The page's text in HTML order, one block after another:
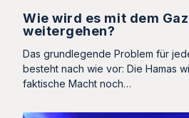
Wie wird es mit dem
weitergehen?
Das grundlegende Problem für
besteht nach wie vor: Die Hamas
faktische Macht noch…